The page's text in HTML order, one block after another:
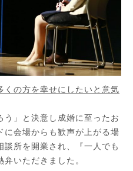
くの方を幸せにしたいと意気
う」と決意し成婚に至ったお
に会場からも歓声が上がる場
所を開業され、『一人でも
いただきました。